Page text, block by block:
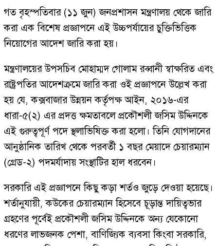
গত বৃহস্পতিবার (১১ জুন) জনপ্রশাসন মন্ত্রণালয় থেকে জারি
করা এক বিশেষ প্রজ্ঞাপনে এই উচ্চপর্যায়ের চুক্তিভিত্তিক
নিয়োগের আদেশ জারি করা হয়।
মন্ত্রণালয়ের উপসচিব মোহাম্মদ গোলাম রব্বানী স্বাক্ষরিত এবং
রাষ্ট্রপতির আদেশক্রমে জারি করা ওই প্রজ্ঞাপনে উল্লেখ করা
হয় যে, কক্সবাজার উন্নয়ন কর্তৃপক্ষ আইন, ২০১৬-এর
ধারা-৫(২) এর প্রদত্ত ক্ষমতাবলে প্রকৌশলী জসিম উদ্দিনকে
এই গুরুত্বপূর্ণ পদে স্থলাভিষিক্ত করা হলো। তিনি যোগদানের
আনুষ্ঠানিক তারিখ থেকে পরবর্তী ১ বছর মেয়াদে চেয়ারম্যান
(গ্রেড-২) পদমর্যাদায় সংস্থাটির হাল ধরবেন।
সরকারি এই প্রজ্ঞাপনে কিছু কড়া শর্তও জুড়ে দেওয়া হয়েছে।
শর্তানুযায়ী, কউকের চেয়ারম্যান হিসেবে চূড়ান্ত দায়িত্বভার
গ্রহণের পূর্বেই প্রকৌশলী জসিম উদ্দিনকে অন্য যেকোনো
ধরণের লাভজনক পেশা, বাণিজ্যিক ব্যবসা কিংবা সরকারি,